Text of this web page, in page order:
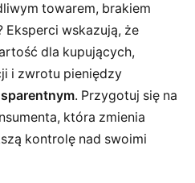
towarem, brakiem
Eksperci wskazują, że
dla kupujących,
i zwrotu pieniędzy
. Przygotuj się na
która zmienia
kontrolę nad swoimi